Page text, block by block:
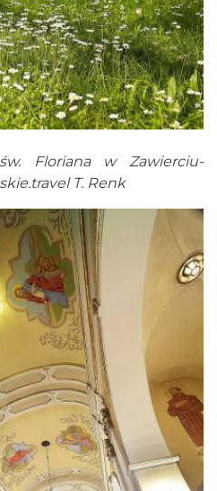
Floriana w Zawierciu-
T. Renk